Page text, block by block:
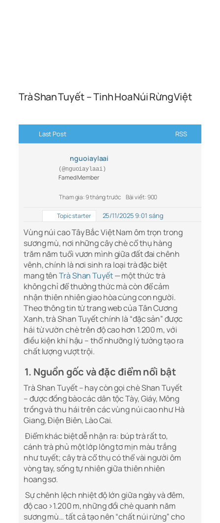
Trà Shan Tuyết – Tinh Hoa Núi Rừng Việt
Last Post RSS
nguoiaylaai
(@nguoiaylaai)
Famed Member
Tham gia: 9 tháng trước Bài viết: 900
Topic starter 25/11/2025 9:01 sáng
Vùng núi cao Tây Bắc Việt Nam ôm trọn trong
sương mù, nơi những cây chè cổ thụ hàng
trăm năm tuổi vươn mình giữa đất đai chênh
vênh, chính là nơi sinh ra loại trà đặc biệt
mang tênTrà Shan Tuyết— một thức trà
không chỉ để thưởng thức mà còn để cảm
nhận thiên nhiên giao hòa cùng con người.
Theo thông tin từ trang web của Tân Cương
Xanh, trà Shan Tuyết chính là “đặc sản” được
hái từ vườn chè trên độ cao hơn 1.200 m, với
điều kiện khí hậu – thổ nhưỡng lý tưởng tạo ra
chất lượng vượt trội.
1. Nguồn gốc và đặc điểm nổi bật
Trà Shan Tuyết – hay còn gọi chè Shan Tuyết
– được đồng bào các dân tộc Tày, Giáy, Mông
trồng và thu hái trên các vùng núi cao như Hà
Giang, Điện Biên, Lào Cai.
Điểm khác biệt dễ nhận ra: búp trà rất to,
cánh trà phủ một lớp lông tơ mịn màu trắng
như tuyết; cây trà cổ thụ có thể vài người ôm
vòng tay, sống tự nhiên giữa thiên nhiên
hoang sơ.
Sự chênh lệch nhiệt độ lớn giữa ngày và đêm,
độ cao >1.200 m, những đồi chè quanh năm
sương mù… tất cả tạo nên “chất núi rừng” cho